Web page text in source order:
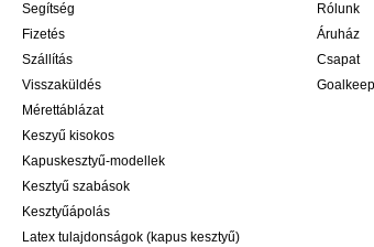
Segítség
Fizetés
Szállítás
Visszaküldés
Mérettáblázat
Keszyű kisokos
Kapuskesztyű-modellek
Kesztyű szabások
Kesztyűápolás
Latex tulajdonságok (kapus kesztyű)
Rólunk
Áruház
Csapat